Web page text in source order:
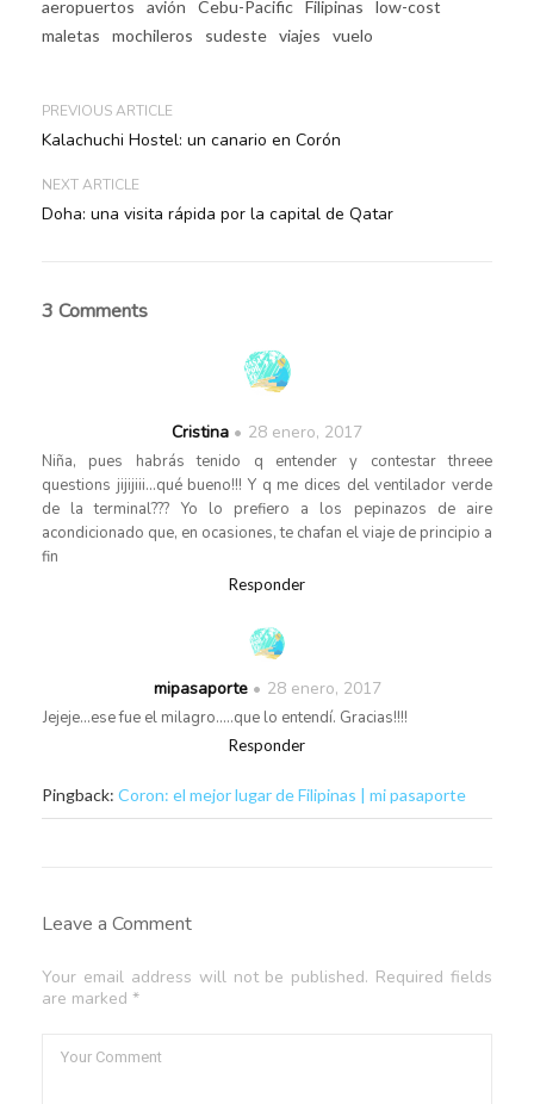
aeropuertos
avión Cebu-Pacific Filipinas
low-cost
maletas
mochileros sudeste viajes vuelo
PREVIOUS ARTICLE
Kalachuchi Hostel: un canario en Corón
NEXT ARTICLE
Doha: una visita rápida por la capital de Qatar
3 Comments
Cristina 28 enero, 2017
Niña, pues habrás tenido q entender y contestar threee
questions jijijiii…qué bueno!!! Y q me dices del ventilador verde
de la terminal??? Yo lo prefiero a los pepinazos de aire
acondicionado que, en ocasiones, te chafan el viaje de principio a
fin
Responder
mipasaporte 28 enero, 2017
Jejeje…ese fue el milagro…..que lo entendí. Gracias!!!!
Responder
Pingback: Coron: el mejor lugar de Filipinas | mi pasaporte
Leave a Comment
Your email address will not be published. Required fields
are marked *